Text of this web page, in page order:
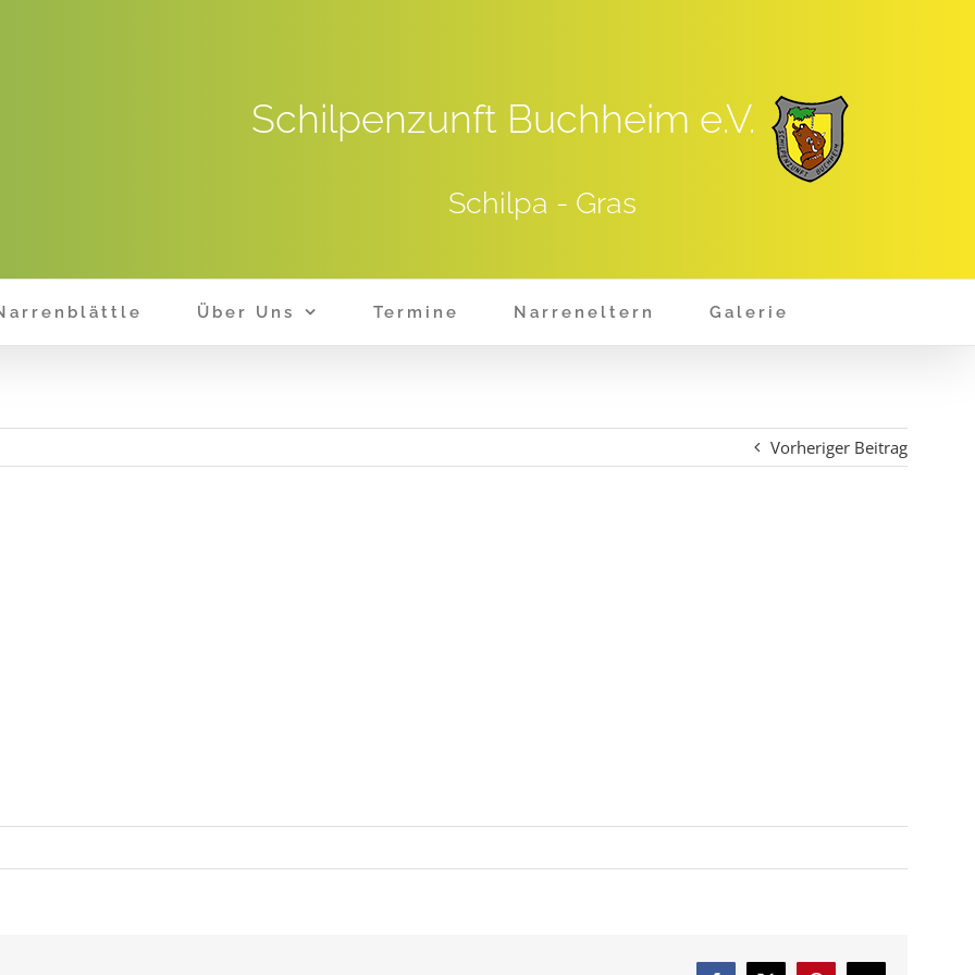
Schilpenzunft Buchheim e.V.
Schilpa - Gras
Über Uns Termine Narreneltern Galerie
Vorheriger Beitrag